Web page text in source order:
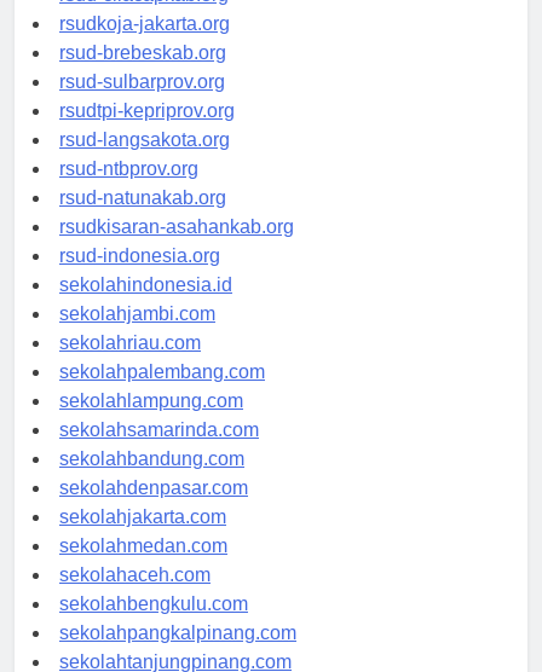
rsud-cilacapkab.org
rsudkoja-jakarta.org
rsud-brebeskab.org
rsud-sulbarprov.org
rsudtpi-kepriprov.org
rsud-langsakota.org
rsud-ntbprov.org
rsud-natunakab.org
rsudkisaran-asahankab.org
rsud-indonesia.org
sekolahindonesia.id
sekolahjambi.com
sekolahriau.com
sekolahpalembang.com
sekolahlampung.com
sekolahsamarinda.com
sekolahbandung.com
sekolahdenpasar.com
sekolahjakarta.com
sekolahmedan.com
sekolahaceh.com
sekolahbengkulu.com
sekolahpangkalpinang.com